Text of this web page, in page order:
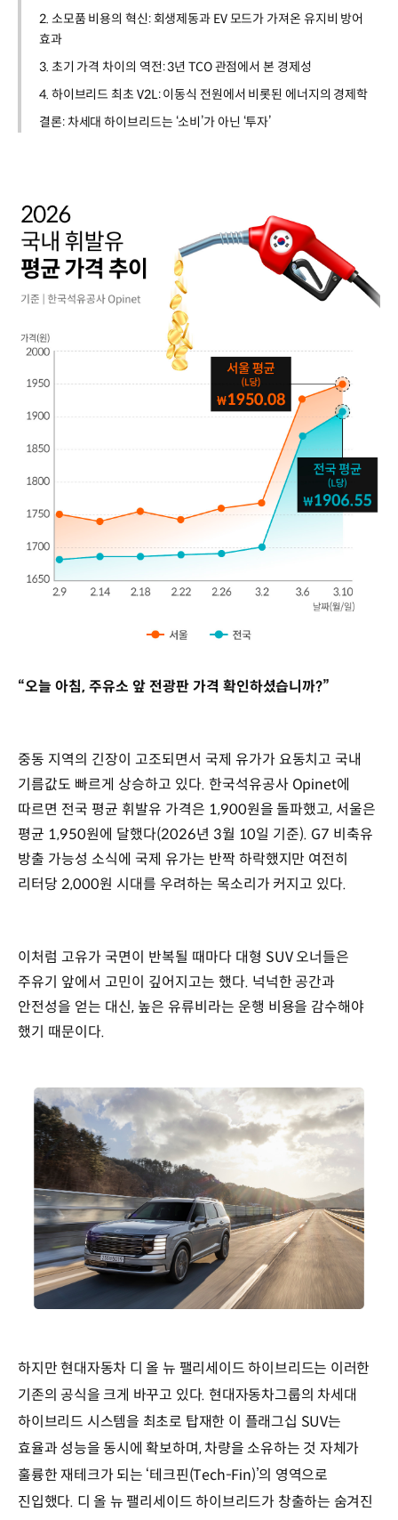
2. 소모품 비용의 혁신: 회생제동과 EV 모드가 가져온 유지비 방어
효과
3. 초기 가격 차이의 역전: 3년 TCO 관점에서 본 경제성
4. 하이브리드 최초 V2L: 이동식 전원에서 비롯된 에너지의 경제학
결론: 차세대 하이브리드는 ‘소비’가 아닌 ‘투자’
“오늘 아침, 주유소 앞 전광판 가격 확인하셨습니까?”
중동 지역의 긴장이 고조되면서 국제 유가가 요동치고 국내
기름값도 빠르게 상승하고 있다. 한국석유공사 Opinet에
따르면 전국 평균 휘발유 가격은 1,900원을 돌파했고, 서울은
평균 1,950원에 달했다(2026년 3월 10일 기준). G7 비축유
방출 가능성 소식에 국제 유가는 반짝 하락했지만 여전히
리터당 2,000원 시대를 우려하는 목소리가 커지고 있다.
이처럼 고유가 국면이 반복될 때마다 대형 SUV 오너들은
주유기 앞에서 고민이 깊어지고는 했다. 넉넉한 공간과
안전성을 얻는 대신, 높은 유류비라는 운행 비용을 감수해야
했기 때문이다.
하지만 현대자동차 디 올 뉴 팰리세이드 하이브리드는 이러한
기존의 공식을 크게 바꾸고 있다. 현대자동차그룹의 차세대
하이브리드 시스템을 최초로 탑재한 이 플래그십 SUV는
효율과 성능을 동시에 확보하며, 차량을 소유하는 것 자체가
훌륭한 재테크가 되는 ‘테크핀(Tech-Fin)’의 영역으로
진입했다. 디 올 뉴 팰리세이드 하이브리드가 창출하는 숨겨진